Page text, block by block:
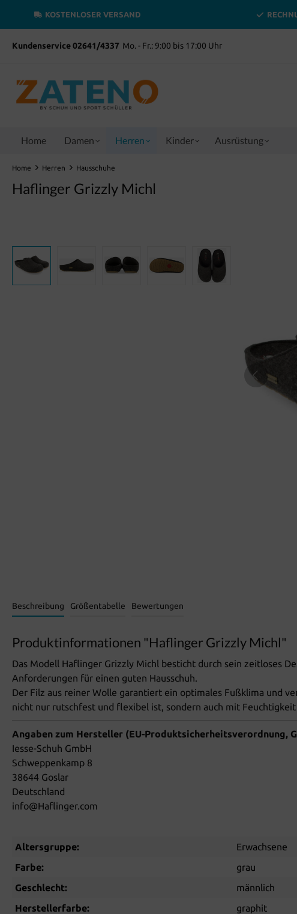
springen
KOSTENLOSER VERSAND
Kundenservice 02641/4337 Mo. - Fr.: 9:00 bis 17:00 Uhr
Home Damen Herren Kinder Ausrüstung
Home Herren Hausschuhe
Haflinger Grizzly Michl
Beschreibung Größentabelle Bewertungen
Produktinformationen "Haflinger Grizzly Michl"
Das Modell Haflinger Grizzly Michl besticht durch sein zeitloses
Anforderungen für einen guten Hausschuh.
Der Filz aus reiner Wolle garantiert ein optimales Fußklima und
nicht nur rutschfest und flexibel ist, sondern auch mit
Angaben zum Hersteller (EU-Produktsicherheitsverordnung,
Iesse-Schuh GmbH
Schweppenkamp 8
38644 Goslar
Deutschland
info@Haflinger.com
Altersgruppe:
Erwachsene
Farbe:
grau
Geschlecht:
männlich
Herstellerfarbe:
graphit